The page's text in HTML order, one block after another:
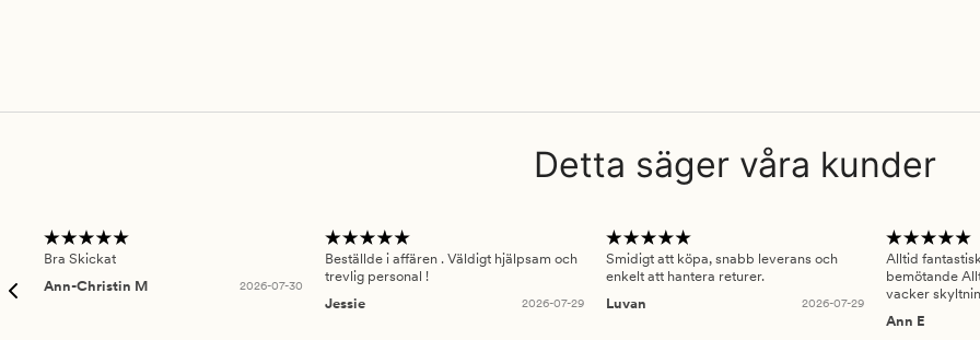
Detta säger våra kunder
Bra Skickat
Ann-Christin M
2026-07-30
Beställde i affären . Väldigt hjälpsam och
trevlig personal !
Jessie
2026-07-29
Smidigt att köpa, snabb leverans och
enkelt att hantera returer.
Luvan
2026-07-29
Alltid
bemötande
vacker
Ann E